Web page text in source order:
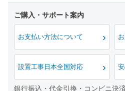
お支払い方法について
設置工事日本全国対応
銀行振込・代金引換・コンビニ決済